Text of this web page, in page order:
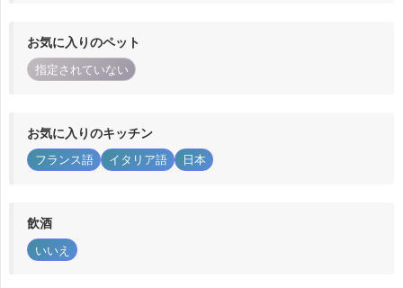
お気に入りのペット
指定されていない
お気に入りのキッチン
フランス語 イタリア語 日本
飲酒
いいえ